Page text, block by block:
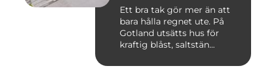
Ett bra tak gör mer än att
bara hålla regnet ute. På
Gotland utsätts hus för
kraftig blåst, saltstän...